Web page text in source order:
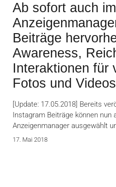
Ab sofort auch
Beiträge
Awareness,
Interaktionen für
Fotos und Videos
[Update: 17.05.2018] Bereits
Instagram Beiträge können nun
Anzeigenmanager ausgewählt
17. Mai 2018